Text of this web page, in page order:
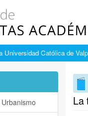
Universidad Católica de
La